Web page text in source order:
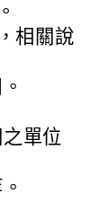
相關說
單位